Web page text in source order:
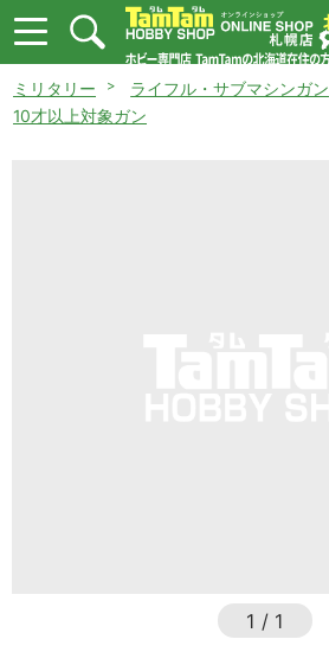
ミリタリー
ライフル・サブマシンガン
10才以上対象ガン
1 / 1